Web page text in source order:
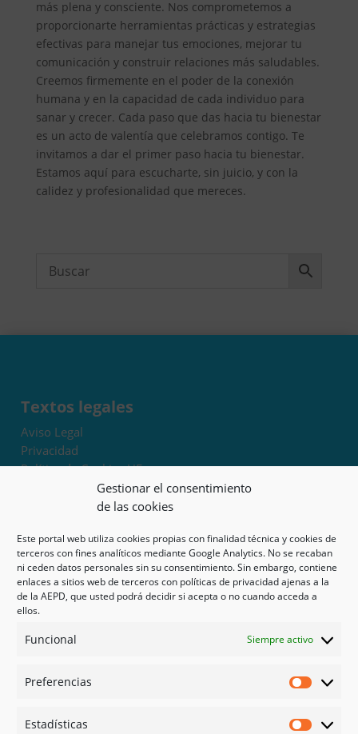
Gestionar el consentimiento
de las cookies
Este portal web utiliza cookies propias con finalidad técnica y cookies de
terceros con fines analíticos mediante Google Analytics. No se recaban
ni ceden datos personales sin su consentimiento. Sin embargo, contiene
enlaces a sitios web de terceros con políticas de privacidad ajenas a la
de la AEPD, que usted podrá decidir si acepta o no cuando acceda a
ellos.
Funcional Siempre activo
Preferencias
Estadísticas
más plena y consciente. Nos comprometemos a
proporcionarte herramientas prácticas y estrategias
efectivas para manejar tus emociones, mejorar tu
comunicación y construir relaciones más saludables.
Creemos firmemente en el poder de la conexión
humana y en la capacidad de cada individuo para
sanar y crecer. Cada paso que das hacia tu bienestar
es un acto de valentía que celebramos contigo. Te
invitamos a dar el primer paso hacia tu bienestar.
Estamos aquí para escucharte, sin juicio, y con la
calidez y profesionalidad que mereces.
Textos legales
Aviso Legal
Privacidad
Política de Cookies UE
Términos y condiciones
Exoneración de responsabilidad
Mapa del sitio
Mi cuenta
Tienda
Psicología en Murcia
Guías
Redes sociales
Instagram